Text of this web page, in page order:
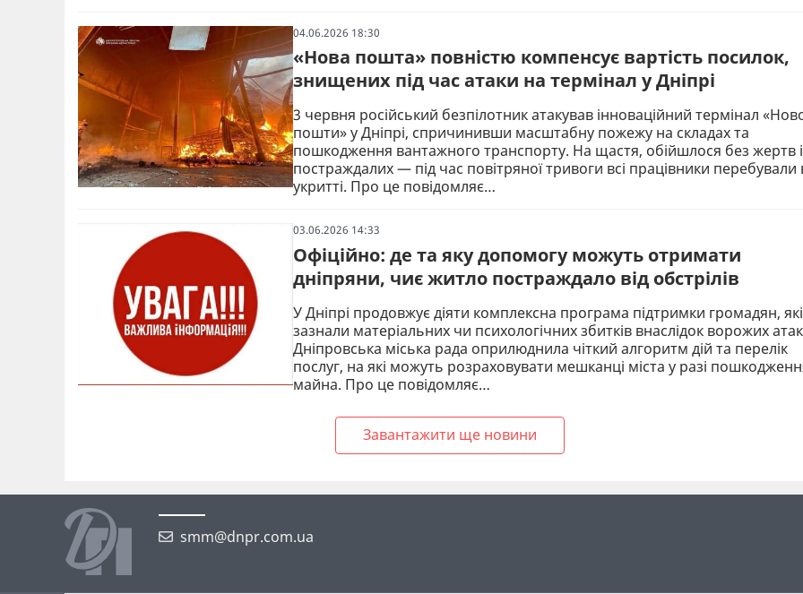
04.06.2026 18:30
«Нова пошта» повністю компенсує вартість посилок,
знищених під час атаки на термінал у Дніпрі
3 червня російський безпілотник атакував інноваційний термінал
пошти» у Дніпрі, спричинивши масштабну пожежу на складах та
пошкодження вантажного транспорту. На щастя, обійшлося без жертв і
постраждалих — під час повітряної тривоги всі працівники перебували
укритті. Про це повідомляє…
03.06.2026 14:33
Офіційно: де та яку допомогу можуть отримати
дніпряни, чиє житло постраждало від обстрілів
У Дніпрі продовжує діяти комплексна програма підтримки громадян, які
зазнали матеріальних чи психологічних збитків внаслідок ворожих
Дніпровська міська рада оприлюднила чіткий алгоритм дій та перелік
послуг, на які можуть розраховувати мешканці міста у разі
майна. Про це повідомляє…
Завантажити ще новини
smm@dnpr.com.ua